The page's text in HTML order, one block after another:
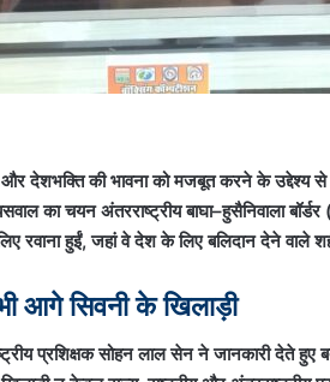
देशभक्ति की भावना को मजबूत करने के उद्देश्य
का चयन अंतरराष्ट्रीय बाघा–हुसैनिवाला
रवाना हुईं, जहां वे देश के लिए बलिदान देने वाले
आगे सिवनी के खिलाड़ी
प्रशिक्षक सोहन लाल सेन ने जानकारी देते हुए